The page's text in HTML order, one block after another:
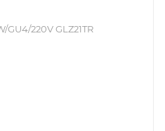
GU4/220V GLZ21TR